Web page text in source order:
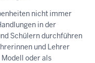
nicht immer
in der
Schülern durchführen
und Lehrer
oder als